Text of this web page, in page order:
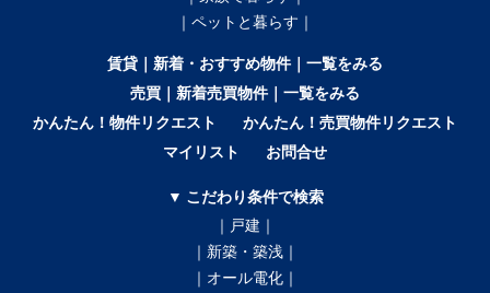
｜ペットと暮らす｜
賃貸｜新着・おすすめ物件｜一覧をみる
売買｜新着売買物件｜一覧をみる
かんたん！物件リクエスト
かんたん！売買物件リクエスト
マイリスト
お問合せ
▼ こだわり条件で検索
｜戸建｜
｜新築・築浅｜
｜オール電化｜